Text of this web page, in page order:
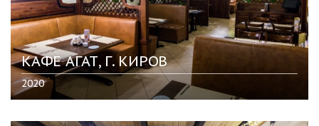
КАФЕ АГАТ, Г. КИРОВ
2020